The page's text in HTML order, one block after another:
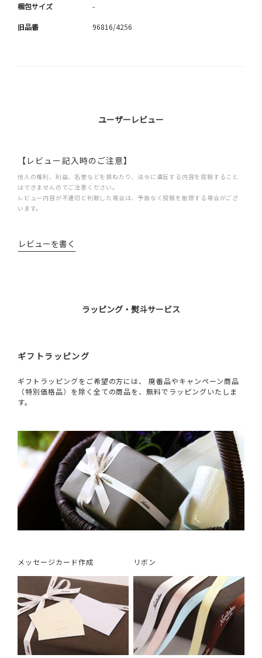
梱包サイズ -
旧品番 96816/4256
ユーザーレビュー
【レビュー記入時のご注意】
他人の権利、利益、名誉などを損ねたり、法令に違反する内容を投稿すること
はできませんのでご注意ください。
レビュー内容が不適切と判断した場合は、予告なく投稿を削除する場合がござ
います。
レビューを書く
ラッピング・熨斗サービス
ギフトラッピング
ギフトラッピングをご希望の方には、 廃番品やキャンペーン商品
（特別価格品）を除く全ての商品を、無料でラッピングいたしま
す。
メッセージカード作成 リボン